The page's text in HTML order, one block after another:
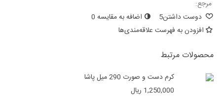
مرجع:
دوست داشتن5 اضافه به مقایسه 0
افزودن به فهرست علاقه‌مندی‌ها
محصولات مرتبط
کرم دست و صورت 290 میل پاشا
1,250,000 ریال